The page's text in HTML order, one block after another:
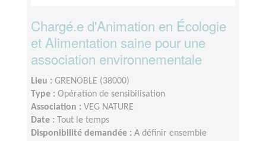
Chargé.e d'Animation en Écologie
et Alimentation saine pour une
association environnementale
Lieu : GRENOBLE (38000)
Type : Opération de sensibilisation
Association : VEG NATURE
Date :
Tout le temps
Disponibilité demandée : A définir ensemble